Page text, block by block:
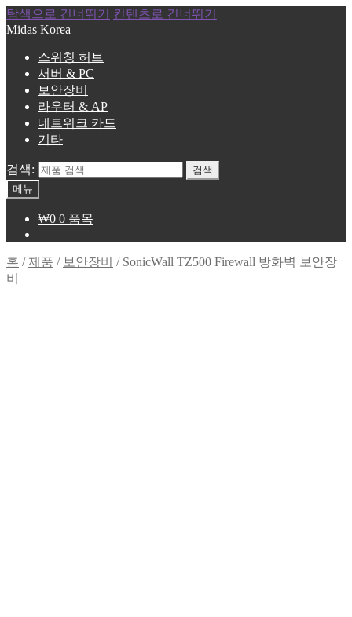
탐색으로 건너뛰기
컨텐츠로 건너뛰기
Midas Korea
스위칭 허브
서버 & PC
보안장비
라우터 & AP
네트워크 카드
기타
검색:
검색
메뉴
₩0 0 품목
홈 /제품 / 보안장비 / SonicWall TZ500 Firewall 방화벽 보안장
비